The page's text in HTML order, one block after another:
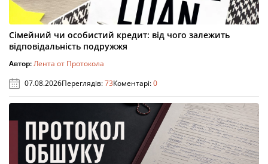
Сімейний чи особистий кредит: від чого залежить
відповідальність подружжя
Автор:Лента от Протокола
07.08.2026Переглядів:73Коментарі:0